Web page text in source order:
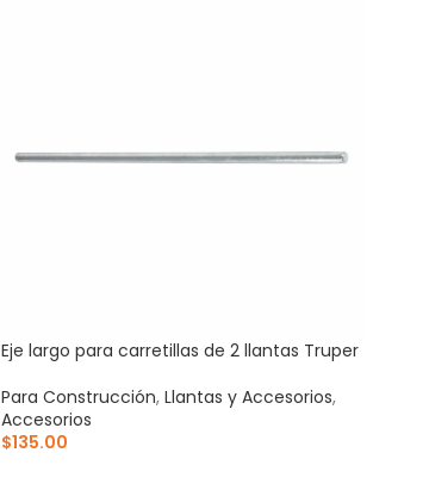
Eje largo para carretillas de 2 llantas Truper
Para Construcción, Llantas y Accesorios,
Accesorios
$135.00